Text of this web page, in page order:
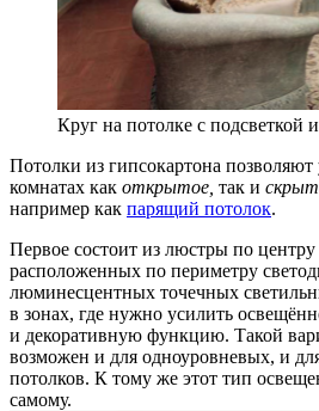
Круг на потолке с подсветкой
Потолки из гипсокартона позволяют
комнатах как открытое, так и
например как парящий потолок.
Первое состоит из люстры по центру
расположенных по периметру
люминесцентных точечных
в зонах, где нужно усилить
и декоративную функцию. Такой
возможен и для одноуровневых, и
потолков. К тому же этот тип
самому.